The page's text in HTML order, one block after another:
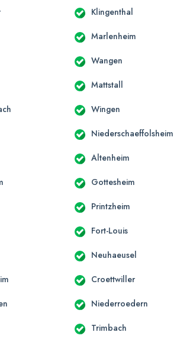
Klingenthal
Marlenheim
Wangen
Mattstall
Wingen
Niederschaeffolsheim
Altenheim
Gottesheim
Printzheim
Fort-Louis
Neuhaeusel
Croettwiller
Niederroedern
Trimbach